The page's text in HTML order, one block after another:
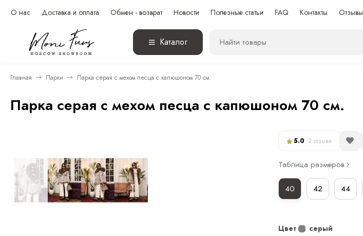
О нас Доставка и оплата Обмен - возврат Новости Полезные статьи FAQ Контакты Отзывы
Каталог
Главная Парки Парка серая с мехом песца с капюшоном 70 см.
Парка серая с мехом песца с капюшоном 70 см.
5.0 2 отзыва
Таблица размеров
40 42 44
Цвет серый